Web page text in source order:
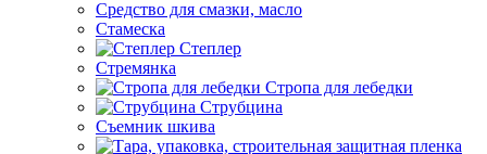
Средство для смазки, масло
Стамеска
Степлер
Стремянка
Стропа для лебедки
Струбцина
Съемник шкива